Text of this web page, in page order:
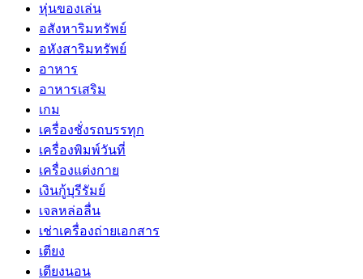
หุ่นของเล่น
อสังหาริมทรัพย์
อหังสาริมทรัพย์
อาหาร
อาหารเสริม
เกม
เครื่องชั่งรถบรรทุก
เครื่องพิมพ์วันที่
เครื่องแต่งกาย
เงินกู้บุรีรัมย์
เจลหล่อลื่น
เช่าเครื่องถ่ายเอกสาร
เตียง
เตียงนอน